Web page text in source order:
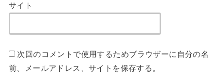
サイト
次回のコメントで使用するためブラウザーに自分の名
前、メールアドレス、サイトを保存する。